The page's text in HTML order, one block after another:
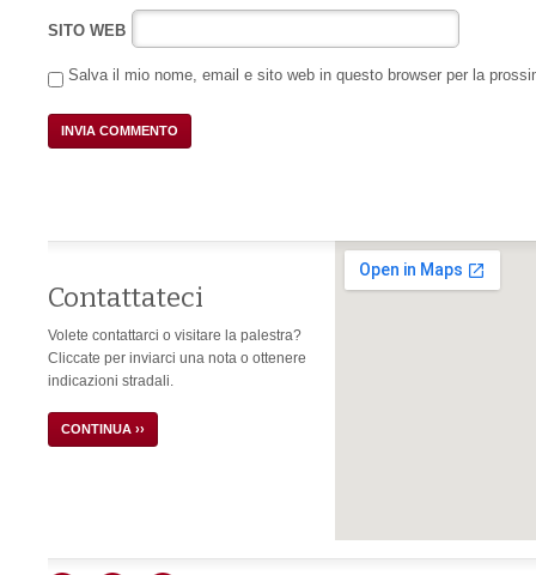
SITO WEB
Salva il mio nome, email e sito web in questo browser per la
Contattateci
Volete contattarci o visitare la palestra?
Cliccate per inviarci una nota o ottenere
indicazioni stradali.
CONTINUA ››